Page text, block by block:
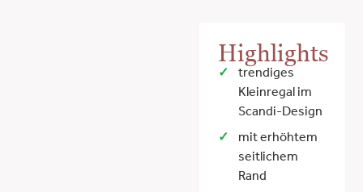
Highlights
trendiges
Kleinregal im
Scandi-Design
mit erhöhtem
seitlichem
Rand